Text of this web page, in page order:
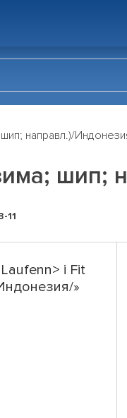
шип; направл.)/
шип;
11
i Fit
»